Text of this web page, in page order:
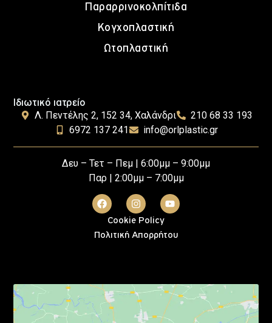
Παραρρινοκολπίτιδα
Κογχοπλαστική
Ωτοπλαστική
Ιδιωτικό ιατρείο
Λ. Πεντέλης 2, 152 34, Χαλάνδρι
210 68 33 193
6972 137 241
info@orlplastic.gr
Δευ – Τετ – Πεμ | 6:00μμ – 9:00μμ
Παρ | 2:00μμ – 7:00μμ
Cookie Policy
Πολιτική Απορρήτου